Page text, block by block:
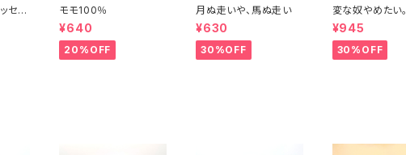
セイ
モモ100％
¥640
20%OFF
月ぬ走いや、馬ぬ走い
¥630
30%OFF
変な奴やめたい。
¥945
30%OFF